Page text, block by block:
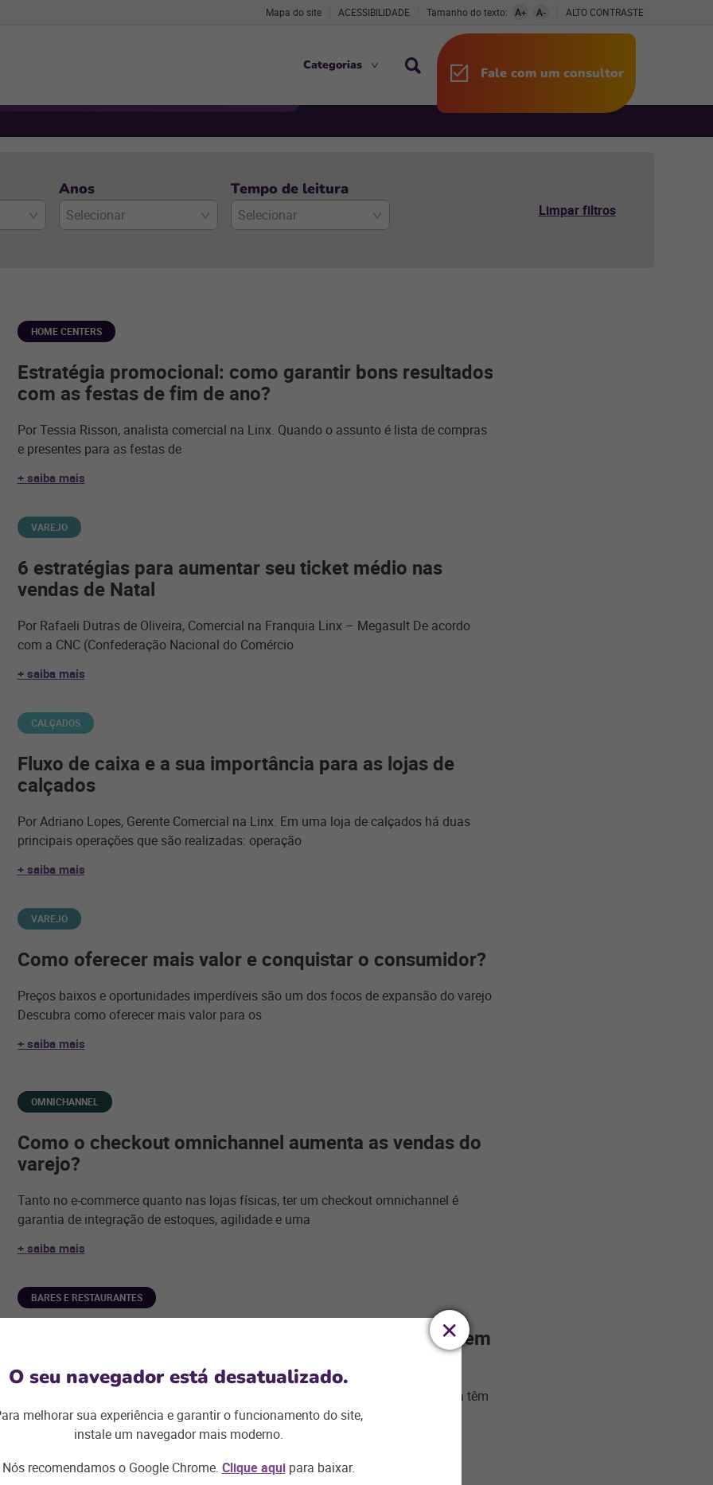
Mapa do site ACESSIBILIDADE Tamanho do texto: A+ A- ALTO CONTRASTE
Categorias Fale com um consultor
Anos
Selecionar
Tempo de leitura
Selecionar Limpar filtros
HOME CENTERS
Estratégia promocional: como garantir bons resultados
com as festas de fim de ano?
Por Tessia Risson, analista comercial na Linx. Quando o assunto é lista de compras
e presentes para as festas de
+ saiba mais
VAREJO
6 estratégias para aumentar seu ticket médio nas
vendas de Natal
Por Rafaeli Dutras de Oliveira, Comercial na Franquia Linx – Megasult De acordo
com a CNC (Confederação Nacional do Comércio
+ saiba mais
CALÇADOS
Fluxo de caixa e a sua importância para as lojas de
calçados
Por Adriano Lopes, Gerente Comercial na Linx. Em uma loja de calçados há duas
principais operações que são realizadas: operação
+ saiba mais
VAREJO
Como oferecer mais valor e conquistar o consumidor?
Preços baixos e oportunidades imperdíveis são um dos focos de expansão do varejo.
Descubra como oferecer mais valor para os
+ saiba mais
OMNICHANNEL
Como o checkout omnichannel aumenta as vendas do
varejo?
Tanto no e-commerce quanto nas lojas físicas, ter um checkout omnichannel é
garantia de integração de estoques, agilidade e uma
+ saiba mais
BARES E RESTAURANTES
Atendimento presencial pós pandemia e tecnologia em
O distanciamento social e os protocolos de segurança impostos pela pandemia têm
transformado bares e restaurantes em uma velocidade difícil
+ saiba mais
O seu navegador está desatualizado.
melhorar sua experiência e garantir o funcionamento do site,
instale um navegador mais moderno.
Nós recomendamos o Google Chrome. Clique aquipara baixar.